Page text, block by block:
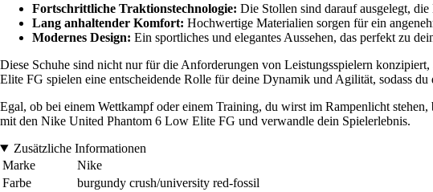
Fortschrittliche Traktionstechnologie: Die Stollen sind darauf ausgelegt,
Lang anhaltender Komfort: Hochwertige Materialien sorgen für ein
Modernes Design: Ein sportliches und elegantes Aussehen, das perfekt zu
Diese Schuhe sind nicht nur für die Anforderungen von Leistungsspielern
Elite FG spielen eine entscheidende Rolle für deine Dynamik und Agilität, sodass
Egal, ob bei einem Wettkampf oder einem Training, du wirst im Rampenlicht
mit den Nike United Phantom 6 Low Elite FG und verwandle dein Spielerlebnis.
Zusätzliche Informationen
Marke
Nike
Farbe
burgundy crush/university red-fossil